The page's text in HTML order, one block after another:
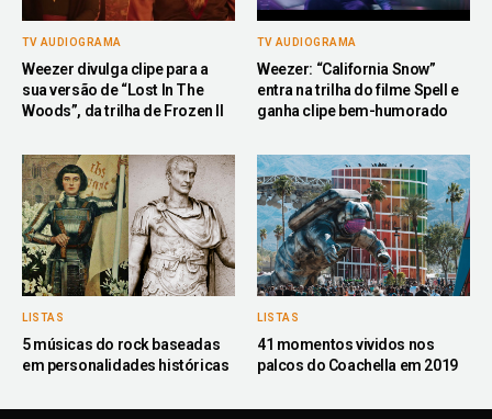
TV AUDIOGRAMA
Weezer divulga clipe para a
sua versão de “Lost In The
Woods”, da trilha de Frozen II
TV AUDIOGRAMA
Weezer: “California Snow”
entra na trilha do filme Spell e
ganha clipe bem-humorado
LISTAS
5 músicas do rock baseadas
em personalidades históricas
LISTAS
41 momentos vividos nos
palcos do Coachella em 2019